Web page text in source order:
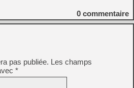
0 commentaire
pas publiée. Les champs
*